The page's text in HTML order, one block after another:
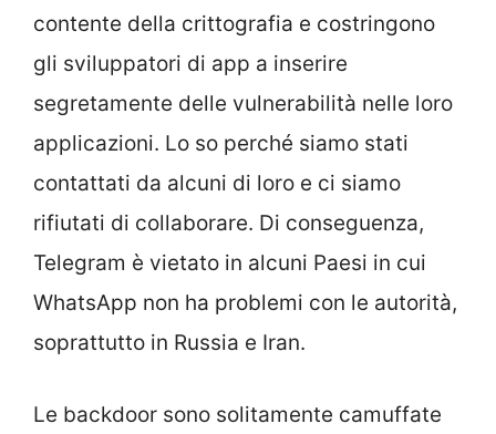
contente della crittografia e costringono
gli sviluppatori di app a inserire
segretamente delle vulnerabilità nelle loro
applicazioni. Lo so perché siamo stati
contattati da alcuni di loro e ci siamo
rifiutati di collaborare. Di conseguenza,
Telegram è vietato in alcuni Paesi in cui
WhatsApp non ha problemi con le autorità,
soprattutto in Russia e Iran.
Le backdoor sono solitamente camuffate